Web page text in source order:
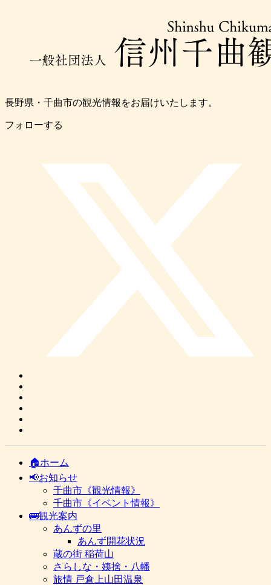
長野県・千曲市の観光情報をお届けいたします。
フォローする
🏠ホーム
📢お知らせ
千曲市《観光情報》
千曲市《イベント情報》
🚌観光案内
あんずの里
あんず開花状況
蔵の街 稲荷山
さらしな・姨捨・八幡
旅情 戸倉上山田温泉